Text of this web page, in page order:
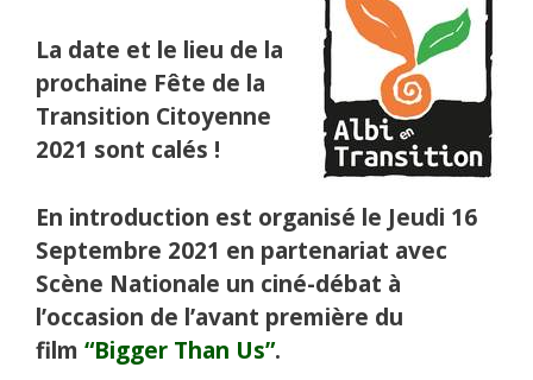
La date et le lieu de la
prochaine Fête de la
Transition Citoyenne
2021 sont calés !
En introduction est organisé le Jeudi 16
Septembre 2021 en partenariat avec
Scène Nationale un ciné-débat à
l’occasion de l’avant première du
film “Bigger Than Us”.